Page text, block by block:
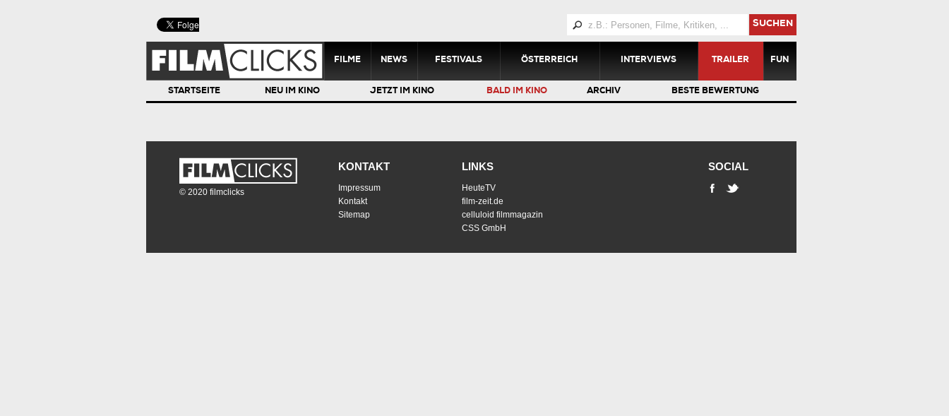
SUCHEN
FILME NEWS FESTIVALS ÖSTERREICH INTERVIEWS TRAILER FUN
STARTSEITE NEU IM KINO JETZT IM KINO BALD IM KINO ARCHIV BESTE BEWERTUNG
© 2020 filmclicks
KONTAKT
Impressum
Kontakt
Sitemap
LINKS
HeuteTV
film-zeit.de
celluloid filmmagazin
CSS GmbH
SOCIAL